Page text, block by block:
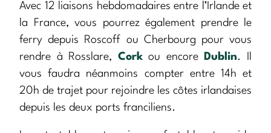
Avec 12 liaisons hebdomadaires entre l’Irlande et
la France, vous pourrez également prendre le
ferry depuis Roscoff ou Cherbourg pour vous
rendre à Rosslare, Corkou encore Dublin. Il
vous faudra néanmoins compter entre 14h et
20h de trajet pour rejoindre les côtes irlandaises
depuis les deux ports franciliens.